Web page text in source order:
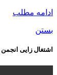
ادامه مطلب
بستن
اشتغال زایی